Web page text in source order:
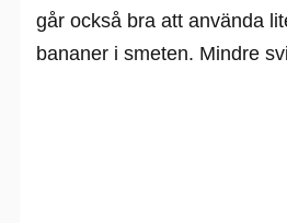
går också bra att använda
bananer i smeten. Mindre